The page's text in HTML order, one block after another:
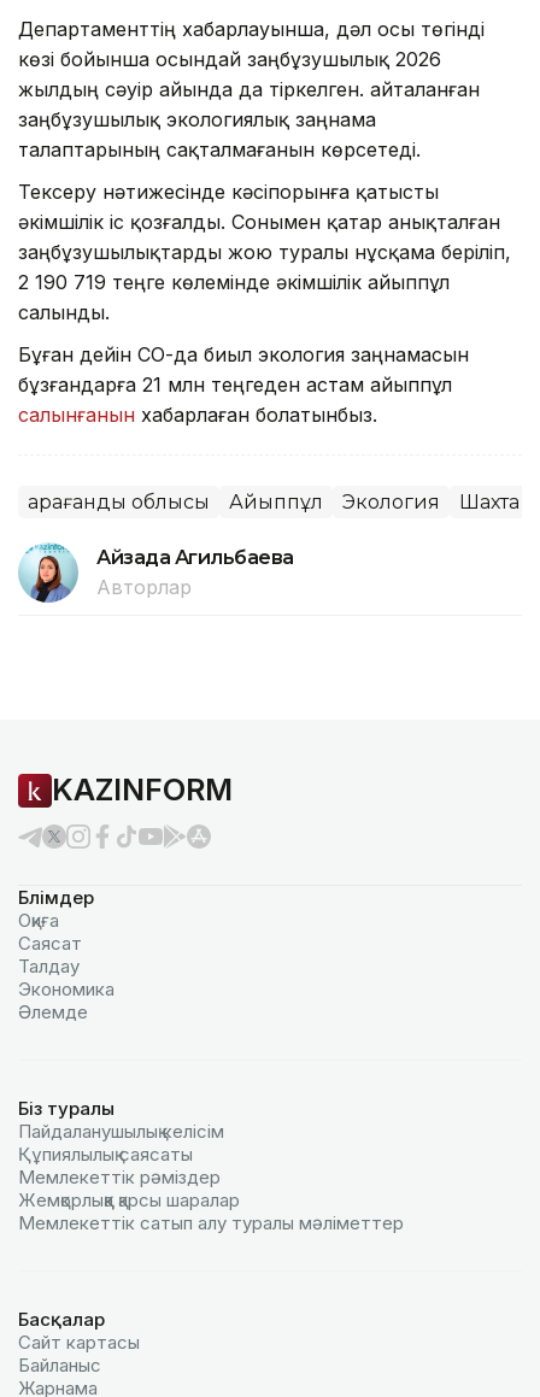
Департаменттің хабарлауынша, дәл осы төгінді
көзі бойынша осындай заңбұзушылық 2026
жылдың сәуір айында да тіркелген. Қайталанған
заңбұзушылық экологиялық заңнама
талаптарының сақталмағанын көрсетеді.
Тексеру нәтижесінде кәсіпорынға қатысты
әкімшілік іс қозғалды. Сонымен қатар анықталған
заңбұзушылықтарды жою туралы нұсқама беріліп,
2 190 719 теңге көлемінде әкімшілік айыппұл
салынды.
Бұған дейін СҚО-да биыл экология заңнамасын
бұзғандарға 21 млн теңгеден астам айыппұл
салынғанын хабарлаған болатынбыз.
Қарағанды облысы Айыппұл Экология Шахта
Айзада Агильбаева
Авторлар
KAZINFORM
Бөлімдер
Оқиға
Саясат
Талдау
Экономика
Әлемде
Біз туралы
Пайдаланушылық келiciм
Құпиялылық саясаты
Мемлекеттік рәміздер
Жемқорлыққа қарсы шаралар
Мемлекеттік сатып алу туралы мәлiметтер
Басқалар
Сайт картасы
Байланыс
Жарнама